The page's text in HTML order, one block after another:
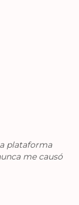
plataforma
me causó